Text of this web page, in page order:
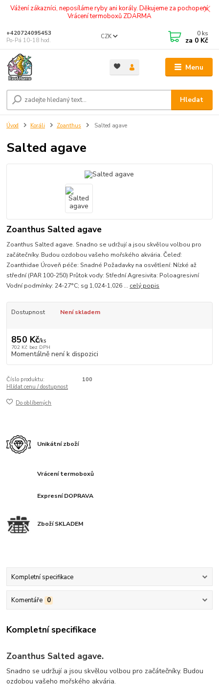
Vážení zákazníci, neposíláme ryby ani korály. Děkujeme za pochopení.
Vrácení termoboxů ZDARMA
Menu
CZK
Hledat
+420724095453
Po-Pá 10-18 hod.
0 ks
za 0 Kč
Úvod Koráli Zoanthus Salted agave
Salted agave
Zoanthus Salted agave
Zoanthus Salted agave. Snadno se udržují a jsou skvělou volbou pro
začátečníky. Budou ozdobou vašeho mořského akvária. Čeleď:
Zoanthidae Úroveň péče: Snadné Požadavky na osvětlení: Nízké až
střední (PAR 100-250) Průtok vody: Střední Agresivita: Poloagresivní
Vodní podmínky: 24-27°C; sg 1,024-1,026 ... celý popis
Dostupnost Není skladem
850 Kč/ks
702 Kč bez DPH
Momentálně není k dispozici
Číslo produktu:
100
Hlídat cenu / dostupnost
Do oblíbených
Unikátní zboží
Vrácení termoboxů
Expresní DOPRAVA
Zboží SKLADEM
Kompletní specifikace
Komentáře 0
Kompletní specifikace
Zoanthus Salted agave.
Snadno se udržují a jsou skvělou volbou pro začátečníky. Budou
ozdobou vašeho mořského akvária.